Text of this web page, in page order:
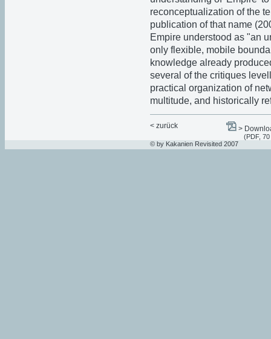
reconceptualization of the
publication of that name
Empire understood as "an
only flexible, mobile
knowledge already
several of the critiques
practical organization of
multitude, and historically
< zurück >
(PDF, 70
© by Kakanien Revisited 2007